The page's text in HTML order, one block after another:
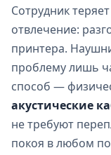
Сотрудник
отвлечение:
принтера.
проблему лишь
способ —
акустические
не требуют
покоя в любом